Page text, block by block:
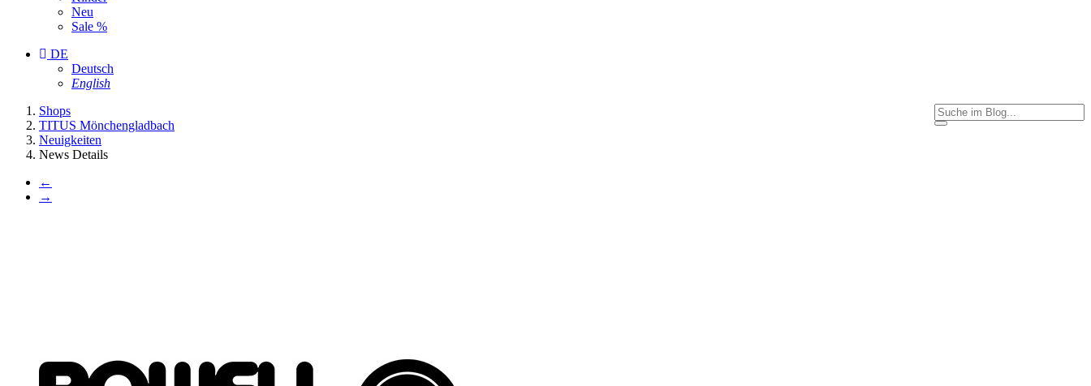
Neu
Sale %
DE
Deutsch
English
here:
Shops
TITUS Mönchengladbach
Neuigkeiten
News Details
←
→